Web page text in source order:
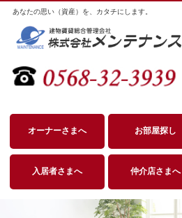
あなたの思い（資産）を、カタチにします。
オーナーさまへ お部屋探し
入居者さまへ 仲介店さまへ